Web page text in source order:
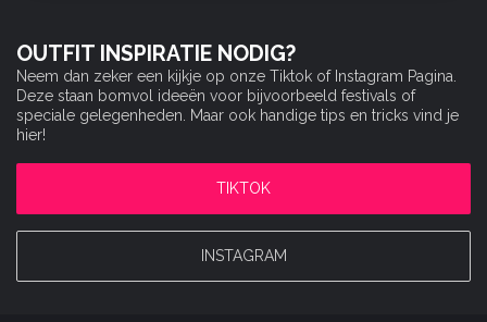
OUTFIT INSPIRATIE NODIG?
Neem dan zeker een kijkje op onze Tiktok of Instagram Pagina.
Deze staan bomvol ideeën voor bijvoorbeeld festivals of
speciale gelegenheden. Maar ook handige tips en tricks vind je
hier!
TIKTOK
INSTAGRAM